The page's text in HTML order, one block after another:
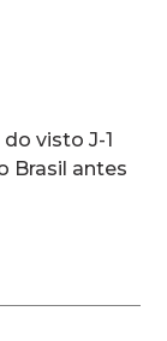
visto J-1
Brasil antes